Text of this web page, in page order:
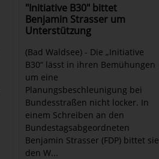
"Initiative B30" bittet
Benjamin Strasser um
Unterstützung
(Bad Waldsee) - Die „Initiative
B30“ lässt in ihren Bemühungen
um eine
Planungsbeschleunigung bei
Bundesstraßen nicht locker. In
einem Schreiben an den
Bundestagsabgeordneten
Benjamin Strasser (FDP) bittet sie
den W...